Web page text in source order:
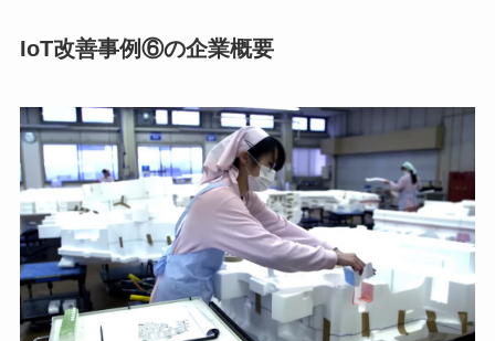
IoT改善事例⑥の企業概要